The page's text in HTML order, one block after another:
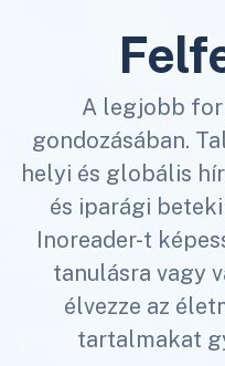
A legjobb
gondozásában.
helyi és globális
és iparági
Inoreader-t
tanulásra vagy
élvezze az
tartalmakat